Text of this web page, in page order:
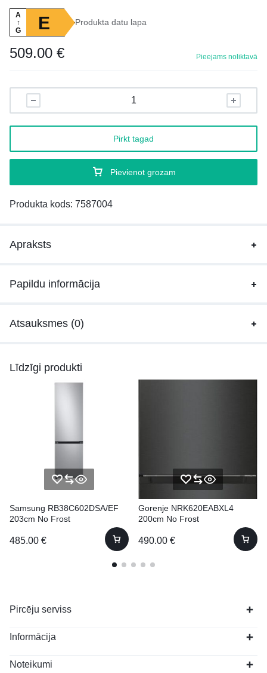
A
↑
G
E Produkta datu lapa
509.00 € Pieejams noliktavā
Pievienot grozam
Pirkt tagad
Produkta kods: 7587004
Apraksts
Papildu informācija
Atsauksmes (0)
Līdzīgi produkti
Samsung RB38C602DSA/EF
203cm No Frost
485.00 €
Gorenje NRK620EABXL4
200cm No Frost
490.00 €
Pircēju serviss
Informācija
Noteikumi